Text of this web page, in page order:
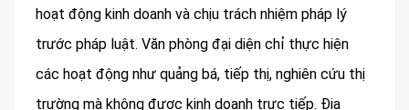
hoạt động kinh doanh và chịu trách nhiệm pháp lý
trước pháp luật. Văn phòng đại diện chỉ thực hiện
các hoạt động như quảng bá, tiếp thị, nghiên cứu thị
trường mà không được kinh doanh trực tiếp. Địa